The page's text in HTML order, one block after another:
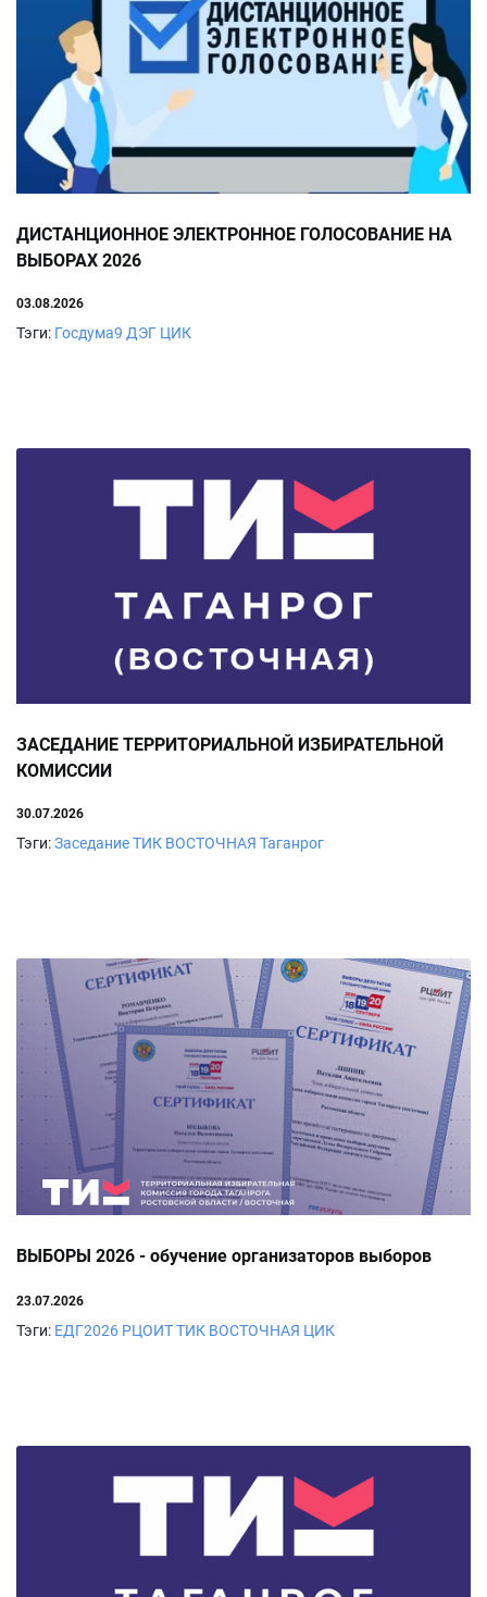
ДИСТАНЦИОННОЕ ЭЛЕКТРОННОЕ ГОЛОСОВАНИЕ НА
ВЫБОРАХ 2026
03.08.2026
Тэги: Госдума9 ДЭГ ЦИК
ЗАСЕДАНИЕ ТЕРРИТОРИАЛЬНОЙ ИЗБИРАТЕЛЬНОЙ
КОМИССИИ
30.07.2026
Тэги:ЗаседаниеТИК ВОСТОЧНАЯ Таганрог
ВЫБОРЫ 2026 - обучение организаторов выборов
23.07.2026
Тэги: ЕДГ2026 РЦОИТТИК ВОСТОЧНАЯ ЦИК